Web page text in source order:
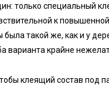
только специальный
к
была такой же, как и у
варианта крайне
клеящий состав под